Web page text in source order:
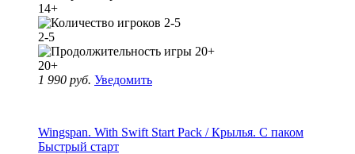
14+
2-5
20+
1 990 руб. Уведомить
Wingspan. With Swift Start Pack / Крылья. С паком
Быстрый старт